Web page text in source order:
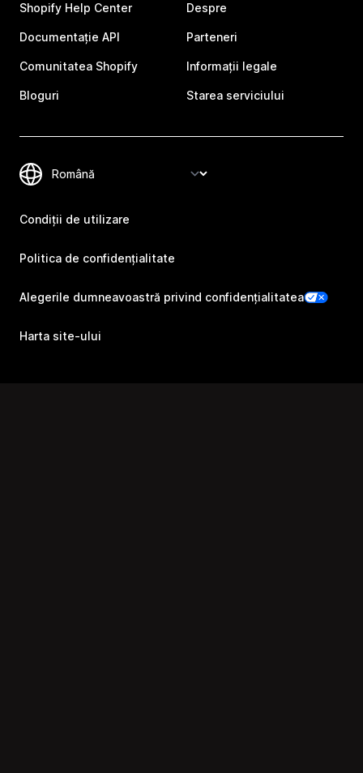
Shopify Help Center
Documentație API
Comunitatea Shopify
Bloguri
Despre
Parteneri
Informații legale
Starea serviciului
Condiții de utilizare
Politica de confidențialitate
Alegerile dumneavoastră privind confidențialitatea
Harta site-ului